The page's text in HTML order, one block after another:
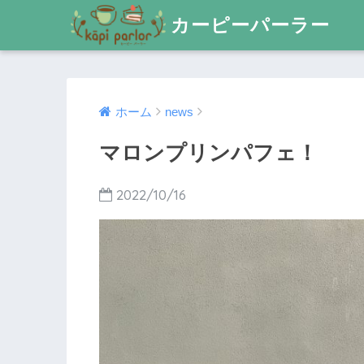
カーピーパーラー
ホーム news
マロンプリンパフェ！
2022/10/16